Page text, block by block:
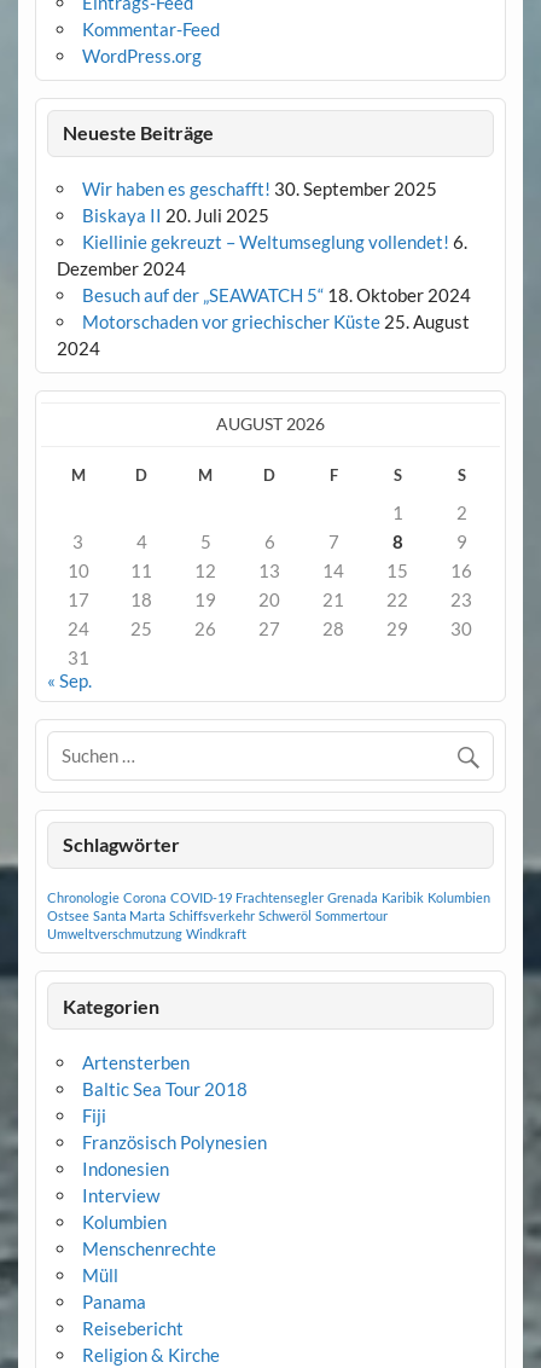
Kommentar-Feed
WordPress.org
Neueste Beiträge
Wir haben es geschafft! 30. September 2025
Biskaya II 20. Juli 2025
Kiellinie gekreuzt – Weltumseglung vollendet! 6.
Dezember 2024
Besuch auf der „SEAWATCH 5“ 18. Oktober 2024
Motorschaden vor griechischer Küste 25. August
2024
AUGUST 2026
M D M D F S S
1
2
3
4 5 6 7 8
9
10
11 12 13 14 15
16
17
18 19 20 21 22
23
24
25 26 27 28 29
30
31
« Sep.
Schlagwörter
Chronologie Corona COVID-19 Frachtensegler Grenada Karibik Kolumbien
Ostsee Santa Marta Schiffsverkehr Schweröl Sommertour
Umweltverschmutzung Windkraft
Kategorien
Artensterben
Baltic Sea Tour 2018
Fiji
Französisch Polynesien
Indonesien
Interview
Kolumbien
Menschenrechte
Müll
Panama
Reisebericht
Religion & Kirche